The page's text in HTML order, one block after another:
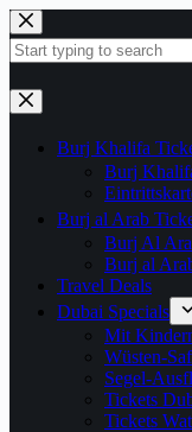
Zum
Inhalt
springen
Keine
Ergebnisse
Burj Khalifa
Burj
Burj al Arab
Burj Al
Burj al
Travel Deals
Dubai Specials
Mit
Wüsten-
Segel-
Tickets
Tickets